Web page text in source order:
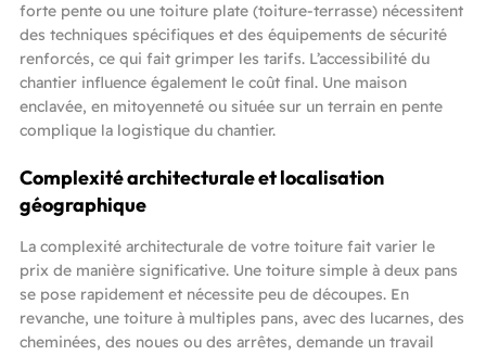
forte pente ou une toiture plate (toiture-terrasse) nécessitent
des techniques spécifiques et des équipements de sécurité
renforcés, ce qui fait grimper les tarifs. L’accessibilité du
chantier influence également le coût final. Une maison
enclavée, en mitoyenneté ou située sur un terrain en pente
complique la logistique du chantier.
Complexité architecturale et localisation
géographique
La complexité architecturale de votre toiture fait varier le
prix de manière significative. Une toiture simple à deux pans
se pose rapidement et nécessite peu de découpes. En
revanche, une toiture à multiples pans, avec des lucarnes, des
cheminées, des noues ou des arrêtes, demande un travail